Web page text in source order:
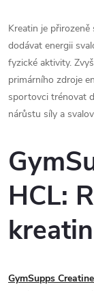
Kreatin je
dodávat energii
fyzické aktivity.
primárního zdroje
sportovci trénovat
nárůstu síly a
HCL:
GymSupps